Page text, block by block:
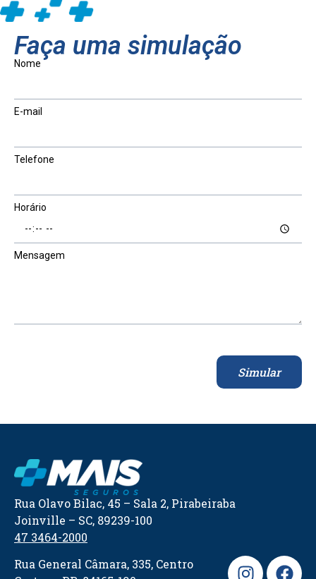
Faça uma simulação
Nome
E-mail
Telefone
Horário
Mensagem
Simular
Rua Olavo Bilac, 45 – Sala 2, Pirabeiraba
Joinville – SC, 89239-100
47 3464-2000
Rua General Câmara, 335, Centro